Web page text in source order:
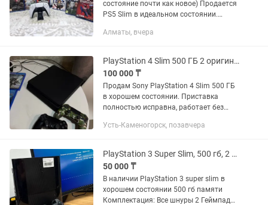
состояние почти как новое) Продается
PS5 Slim в идеальном состоянии.
года, использовалась очень редко —
Алматы, вчера
PlayStation 4 Slim 500 ГБ 2 оригинальных геймпада и 8 игр
100 000 ₸
Продам Sony PlayStation 4 Slim 500 ГБ
в хорошем состоянии. Приставка
полностью исправна, работает без
Использовалась аккуратно, не
Усть-Каменогорск, позавчера
PlayStation 3 Super Slim, 500 гб, 2 геймпада, не прошитая
50 000 ₸
В наличии PlayStation 3 super slim в
хорошем состоянии 500 гб памяти
Комплектация: Все шнуры 2 Геймпад